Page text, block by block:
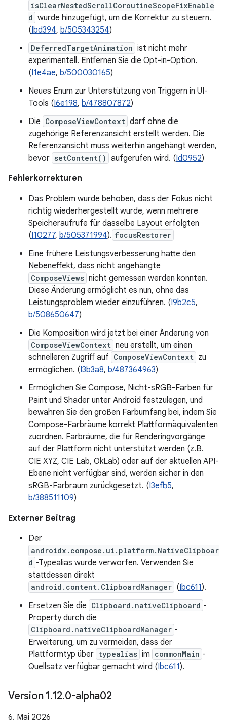
isClearNestedScrollCoroutineScopeFixEnable
d wurde hinzugefügt, um die Korrektur zu steuern.
(Ibd394, b/505343254)
DeferredTargetAnimation ist nicht mehr
experimentell. Entfernen Sie die Opt-in-Option.
(I1e4ae, b/500030165)
Neues Enum zur Unterstützung von Triggern in UI-
Tools (I6e198, b/478807872)
Die ComposeViewContext darf ohne die
zugehörige Referenzansicht erstellt werden. Die
Referenzansicht muss weiterhin angehängt werden,
bevor setContent() aufgerufen wird. (Id0952)
Fehlerkorrekturen
Das Problem wurde behoben, dass der Fokus nicht
richtig wiederhergestellt wurde, wenn mehrere
Speicheraufrufe für dasselbe Layout erfolgten
(I10277, b/505371994). focusRestorer
Eine frühere Leistungsverbesserung hatte den
Nebeneffekt, dass nicht angehängte
ComposeViews nicht gemessen werden konnten.
Diese Änderung ermöglicht es nun, ohne das
Leistungsproblem wieder einzuführen. (I9b2c5,
b/508650647)
Die Komposition wird jetzt bei einer Änderung von
ComposeViewContext neu erstellt, um einen
schnelleren Zugriff auf ComposeViewContext zu
ermöglichen. (I3b3a8, b/487364963)
Ermöglichen Sie Compose, Nicht-sRGB-Farben für
Paint und Shader unter Android festzulegen, und
bewahren Sie den großen Farbumfang bei, indem Sie
Compose-Farbräume korrekt Plattformäquivalenten
zuordnen. Farbräume, die für Renderingvorgänge
auf der Plattform nicht unterstützt werden (z.B.
CIE XYZ, CIE Lab, OkLab) oder auf der aktuellen API-
Ebene nicht verfügbar sind, werden sicher in den
sRGB-Farbraum zurückgesetzt. (I3efb5,
b/388511109)
Externer Beitrag
Der
androidx.compose.ui.platform.NativeClipboar
d -Typealias wurde verworfen. Verwenden Sie
stattdessen direkt
android.content.ClipboardManager (Ibc611).
Ersetzen Sie die Clipboard.nativeClipboard -
Property durch die
Clipboard.nativeClipboardManager -
Erweiterung, um zu vermeiden, dass der
Plattformtyp über typealias im commonMain -
Quellsatz verfügbar gemacht wird (Ibc611).
Version 1.12.0-alpha02
6. Mai 2026